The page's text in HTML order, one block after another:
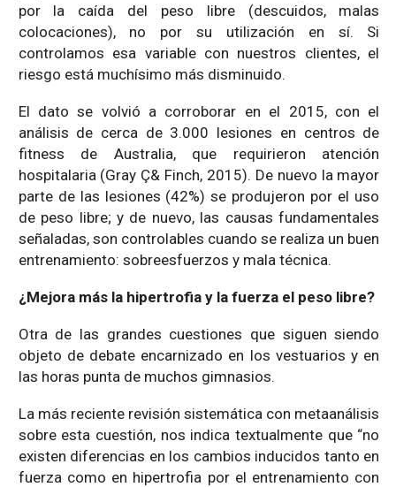
por la caída del peso libre (descuidos, malas
colocaciones), no por su utilización en sí. Si
controlamos esa variable con nuestros clientes, el
riesgo está muchísimo más disminuido.
El dato se volvió a corroborar en el 2015, con el
análisis de cerca de 3.000 lesiones en centros de
fitness de Australia, que requirieron atención
hospitalaria (Gray Ç& Finch, 2015). De nuevo la mayor
parte de las lesiones (42%) se produjeron por el uso
de peso libre; y de nuevo, las causas fundamentales
señaladas, son controlables cuando se realiza un buen
entrenamiento: sobreesfuerzos y mala técnica.
¿Mejora más la hipertrofia y la fuerza el peso libre?
Otra de las grandes cuestiones que siguen siendo
objeto de debate encarnizado en los vestuarios y en
las horas punta de muchos gimnasios.
La más reciente revisión sistemática con metaanálisis
sobre esta cuestión, nos indica textualmente que “no
existen diferencias en los cambios inducidos tanto en
fuerza como en hipertrofia por el entrenamiento con